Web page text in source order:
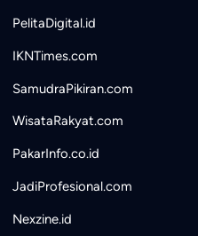
PelitaDigital.id
IKNTimes.com
SamudraPikiran.com
WisataRakyat.com
PakarInfo.co.id
JadiProfesional.com
Nexzine.id